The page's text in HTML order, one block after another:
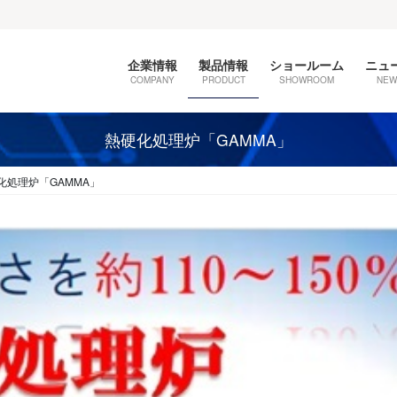
企業情報
COMPANY
製品情報
PRODUCT
ショールーム
SHOWROOM
ニュ
熱硬化処理炉「GAMMA」
処理炉「GAMMA」